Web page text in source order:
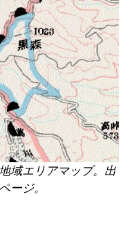
域エリアマップ。出
ージ。